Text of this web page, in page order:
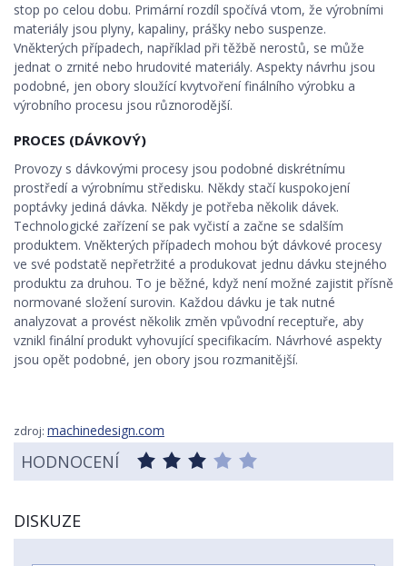
stop po celou dobu. Primární rozdíl spočívá vtom, že výrobními
materiály jsou plyny, kapaliny, prášky nebo suspenze.
Vněkterých případech, například při těžbě nerostů, se může
jednat o zrnité nebo hrudovité materiály. Aspekty návrhu jsou
podobné, jen obory sloužící kvytvoření finálního výrobku a
výrobního procesu jsou různorodější.
PROCES (DÁVKOVÝ)
Provozy s dávkovými procesy jsou podobné diskrétnímu
prostředí a výrobnímu středisku. Někdy stačí kuspokojení
poptávky jediná dávka. Někdy je potřeba několik dávek.
Technologické zařízení se pak vyčistí a začne se sdalším
produktem. Vněkterých případech mohou být dávkové procesy
ve své podstatě nepřetržité a produkovat jednu dávku stejného
produktu za druhou. To je běžné, když není možné zajistit přísně
normované složení surovin. Každou dávku je tak nutné
analyzovat a provést několik změn vpůvodní receptuře, aby
vznikl finální produkt vyhovující specifikacím. Návrhové aspekty
jsou opět podobné, jen obory jsou rozmanitější.
zdroj: machinedesign.com
HODNOCENÍ
DISKUZE